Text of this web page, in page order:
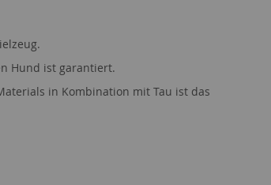
Hund ist garantiert.
in Kombination mit Tau ist das